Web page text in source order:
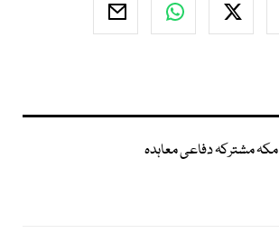
مکہ مشترکہ دفاعی معاہدہ